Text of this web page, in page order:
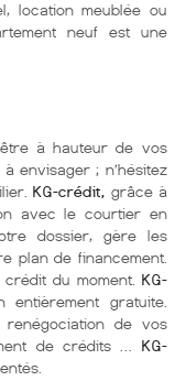
location meublée ou
neuf est une
à hauteur de vos
envisager ; n’hésitez
KG-crédit, grâce à
avec le courtier en
dossier, gère les
plan de financement.
du moment. KG-
gratuite.
renégociation de vos
de crédits … KG-